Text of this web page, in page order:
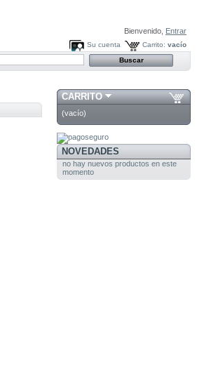
Bienvenido,
Entrar
Carrito: vacío
Su cuenta
CARRITO
(vacío)
NOVEDADES
no hay nuevos productos en este
momento